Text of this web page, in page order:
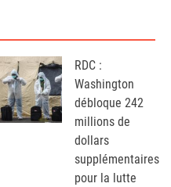
RDC :
Washington
débloque 242
millions de
dollars
supplémentaires
pour la lutte